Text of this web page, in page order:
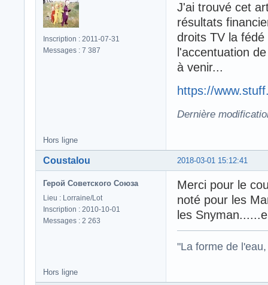
Inscription : 2011-07-31
Messages : 7 387
J'ai trouvé cet
résultats
droits TV la
l'accentuation
à venir...
https://
Dernière
Hors ligne
2018-03-01 15:12:41
Coustalou
Герой Советского Союза
Lieu : Lorraine/Lot
Inscription : 2010-10-01
Messages : 2 263
Merci pour le
noté pour les
les
"La forme de
Hors ligne